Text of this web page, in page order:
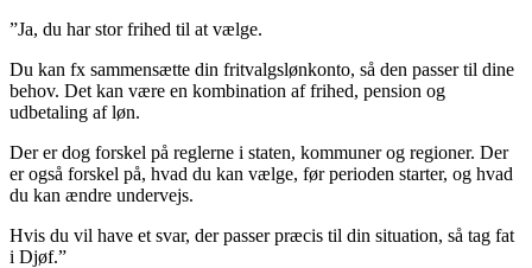
”Ja, du har stor frihed til at vælge.
Du kan fx sammensætte din fritvalgslønkonto, så den passer til dine
behov. Det kan være en kombination af frihed, pension og
udbetaling af løn.
Der er dog forskel på reglerne i staten, kommuner og regioner. Der
er også forskel på, hvad du kan vælge, før perioden starter, og hvad
du kan ændre undervejs.
Hvis du vil have et svar, der passer præcis til din situation, så tag fat
i Djøf.”